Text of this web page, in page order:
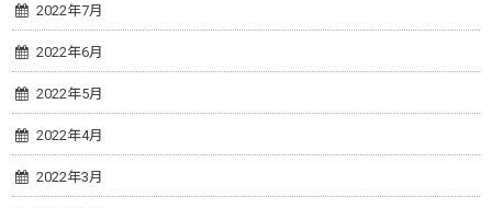
2022年7月
2022年6月
2022年5月
2022年4月
2022年3月